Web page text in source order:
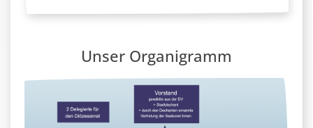
Unser Organigramm